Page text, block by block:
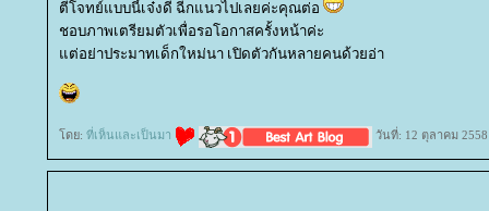
ตีโจทย์แบบนี้เจ๋งดี ฉีกแนวไปเลยค่ะคุณต่อ
ชอบภาพเตรียมตัวเพื่อรอโอกาสครั้งหน้าค่ะ
ต่อย่าประมาทเด็กใหม่นา เปิดตัวกันหลายคนด้วยอ่า
ดย: ที่เห็นและเป็นมา วันที่: 12 ตุลาคม 2558